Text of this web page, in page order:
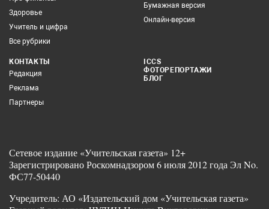
Здоровье
Учитель и цифра
Все рубрики
Бумажная версия
Онлайн-версия
КОНТАКТЫ
Редакция
Реклама
Партнеры
ICCS
ФОТОРЕПОРТАЖИ
БЛОГ
Сетевое издание «Учительская газета» 12+
Зарегистрировано Роскомнадзором 6 июля 2012 года Эл No.
ФС77-50440
Учредитель: АО «Издательский дом «Учительская газета»